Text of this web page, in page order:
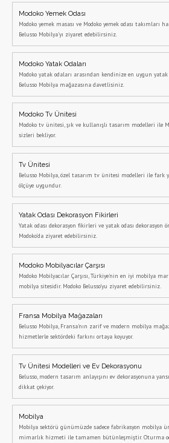
Modoko Yemek Odası
Modoko yemek masası ve Modoko yemek odası takımları
Belusso Mobilya'yı ziyaret edebilirsiniz.
Modoko Yatak Odaları
Modoko yatak odaları arasından kendinize en uygun
Belusso Mobilya mağazasına davetlisiniz.
Modoko Tv Ünitesi
Modoko tv ünitesi, şık ve kullanışlı tasarım modelleri ile
sizleri bekliyor.
Tv Ünitesi
Belusso Mobilya, özel tasarım tv ünitesi modelleri ile fark
ölçüye uygundur.
Yatak Odası Dekorasyon Fikirleri
Yatak odası dekorasyon fikirleri ve yatak odası dekorasyon
Modoko'da ziyaret edebilirsiniz.
Modoko Mobilyacılar Çarşısı
Modoko Mobilyacılar Çarşısı, Türkiye'nin en iyi mobilya
mobilya sitesidir. Modoko Belusso'yu ziyaret edebilirsiniz.
Fransa Mobilya Mağazaları
Belusso Mobilya, Fransa'nın zarif ve modern mobilya
hizmetlerle sektördeki farkını ortaya koyuyor.
Tv Ünitesi Modelleri ve Ev Dekorasyonu
Belusso, modern tasarım anlayışını ev dekorasyonuna
dikkat çekiyor.
Mobilya
Mobilya sektörü günümüzde sadece fabrikasyon mobilya
mimarlık hizmeti ile tamamen bütünleşmiştir. Oturma